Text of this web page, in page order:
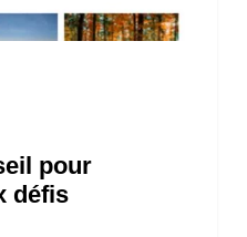
pour
défis